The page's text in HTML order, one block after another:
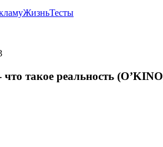
ЖизньТесты
такое реальность